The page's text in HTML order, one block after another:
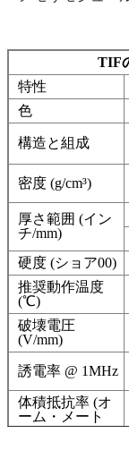
TIF
特性
色
構造と組成
密度 (g/cm³)
厚さ範囲 (イン
チ/mm)
硬度 (ショア00)
推奨動作温度
(℃)
破壊電圧
(V/mm)
誘電率 @ 1MHz
体積抵抗率 (オ
ーム・メート
ル)